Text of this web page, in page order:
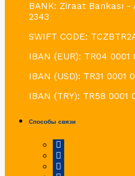
BANK: Ziraat Bankası -
2343
SWIFT CODE:
IBAN (EUR): TR04 0001
IBAN (USD): TR31 0001
IBAN (TRY): TR58 0001
Способы связи